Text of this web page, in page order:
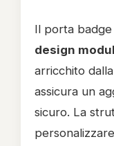
Il porta
design
arricchito
assicura un
sicuro. La